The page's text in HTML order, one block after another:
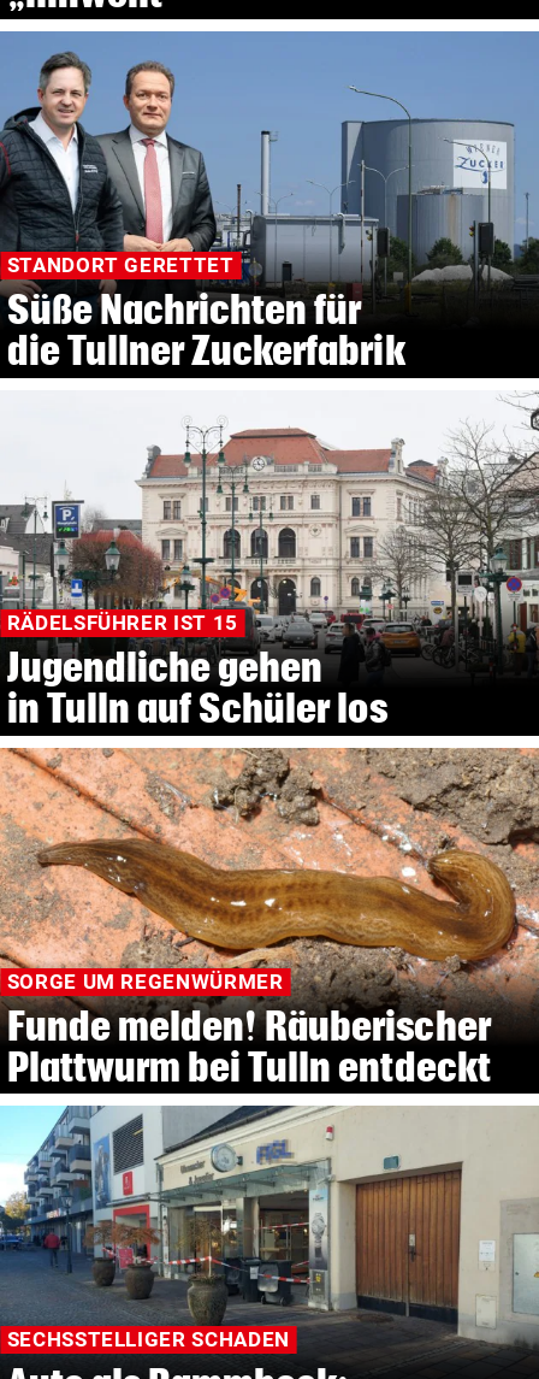
STANDORT GERETTET
Süße Nachrichten für
die Tullner Zuckerfabrik
RÄDELSFÜHRER IST 15
Jugendliche gehen
in Tulln auf Schüler los
SORGE UM REGENWÜRMER
Funde melden! Räuberischer
Plattwurm bei Tulln entdeckt
SECHSSTELLIGER SCHADEN